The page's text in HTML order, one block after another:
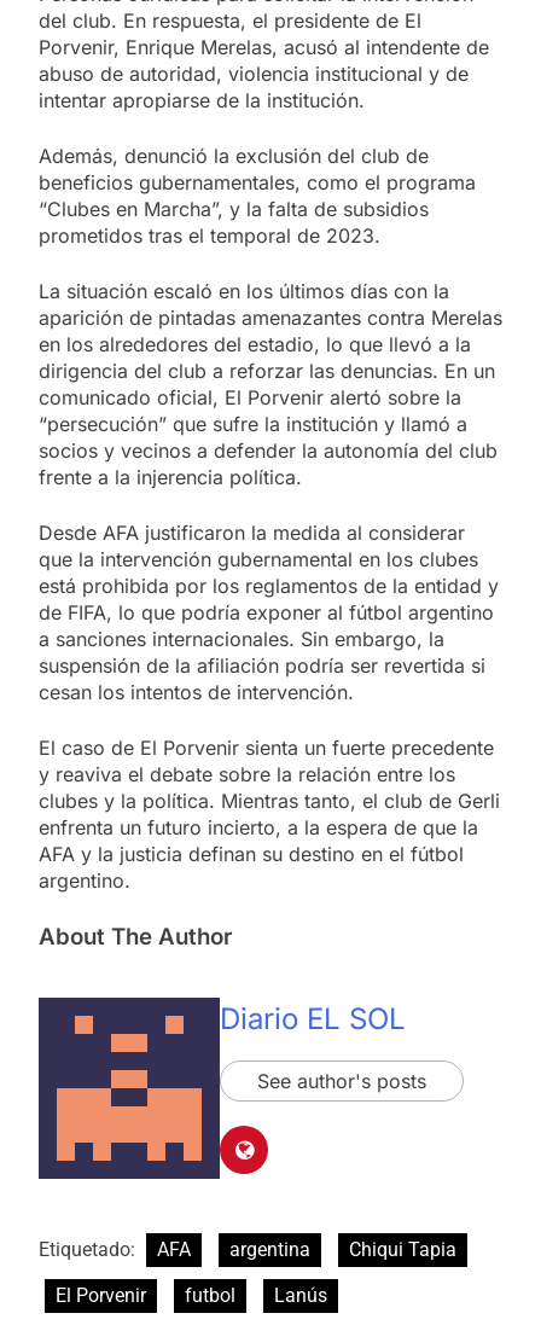
del club. En respuesta, el presidente de El
Porvenir, Enrique Merelas, acusó al intendente de
abuso de autoridad, violencia institucional y de
intentar apropiarse de la institución.
Además, denunció la exclusión del club de
beneficios gubernamentales, como el programa
“Clubes en Marcha”, y la falta de subsidios
prometidos tras el temporal de 2023.
La situación escaló en los últimos días con la
aparición de pintadas amenazantes contra Merelas
en los alrededores del estadio, lo que llevó a la
dirigencia del club a reforzar las denuncias. En un
comunicado oficial, El Porvenir alertó sobre la
“persecución” que sufre la institución y llamó a
socios y vecinos a defender la autonomía del club
frente a la injerencia política.
Desde AFA justificaron la medida al considerar
que la intervención gubernamental en los clubes
está prohibida por los reglamentos de la entidad y
de FIFA, lo que podría exponer al fútbol argentino
a sanciones internacionales. Sin embargo, la
suspensión de la afiliación podría ser revertida si
cesan los intentos de intervención.
El caso de El Porvenir sienta un fuerte precedente
y reaviva el debate sobre la relación entre los
clubes y la política. Mientras tanto, el club de Gerli
enfrenta un futuro incierto, a la espera de que la
AFA y la justicia definan su destino en el fútbol
argentino.
About The Author
Diario EL SOL
See author's posts
Etiquetado: AFA argentina
Chiqui Tapia
El Porvenir
futbol Lanús